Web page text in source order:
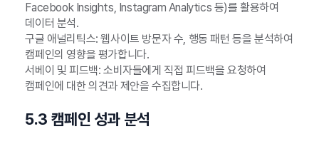
Facebook Insights, Instagram Analytics 등)를 활용하여
데이터 분석.
구글 애널리틱스: 웹사이트 방문자 수, 행동 패턴 등을 분석하여
캠페인의 영향을 평가합니다.
서베이 및 피드백: 소비자들에게 직접 피드백을 요청하여
캠페인에 대한 의견과 제안을 수집합니다.
5.3 캠페인 성과 분석